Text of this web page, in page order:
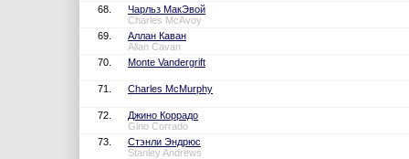
68.
Чарльз МакЭвой
Charles McAvoy
69.
Аллан Каван
Allan Cavan
70.
Monte Vandergrift
71. Charles McMurphy
72.
Джино Коррадо
Gino Corrado
73.
Стэнли Эндрюс
Stanley Andrews